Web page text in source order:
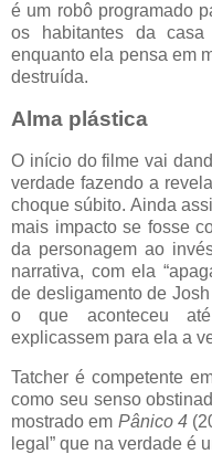
é um robô programado
os habitantes da
enquanto ela pensa em
destruída.
Alma plástica
O início do filme vai
verdade fazendo a
choque súbito. Ainda
mais impacto se fosse
da personagem ao
narrativa, com ela
de desligamento de
o que aconteceu
explicassem para ela a
Tatcher é competente
como seu senso
mostrado em Pânico 4
legal” que na verdade é